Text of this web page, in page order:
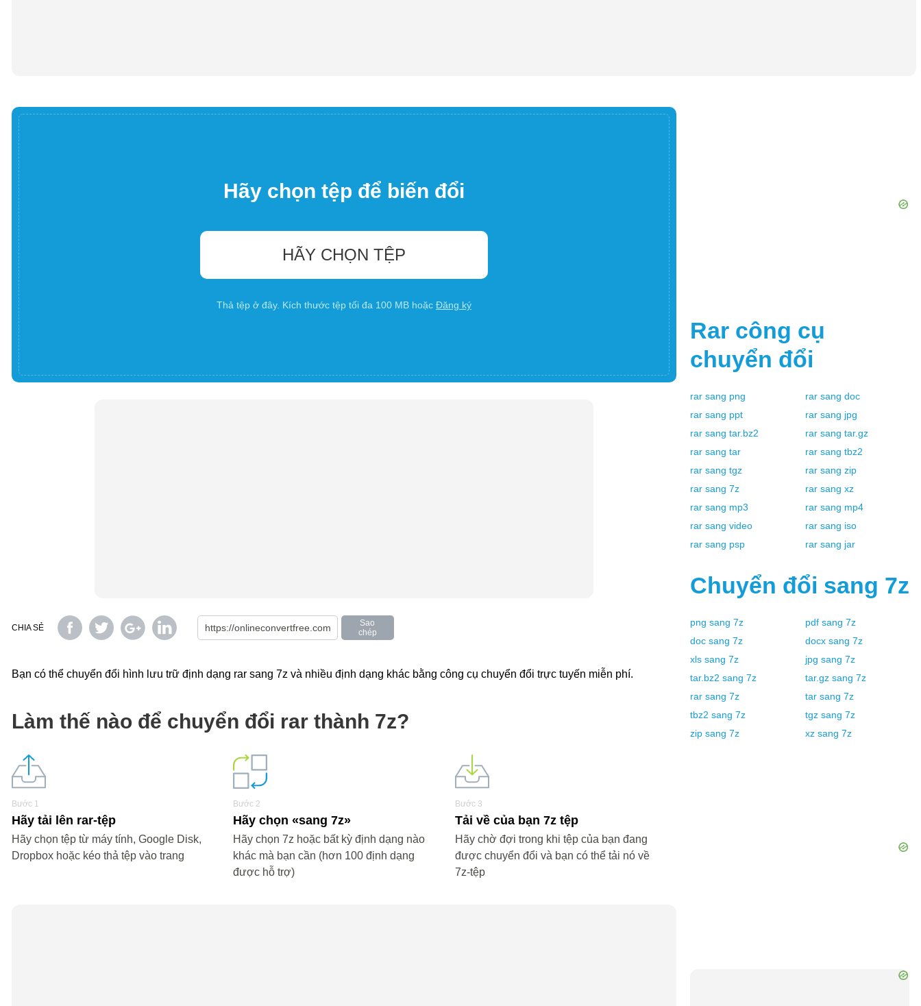
Hãy chọn tệp để biến đổi
HÃY CHỌN TỆP
Thả tệp ở đây. Kích thước tệp tối đa 100 MB hoặc Đăng ký
CHIA SẺ
Sao
chép
Bạn có thể chuyển đổi hình lưu trữ định dạng rar sang 7z và nhiều định dạng khác bằng công cụ chuyển đổi trực tuyến miễn phí.
Làm thế nào để chuyển đổi rar thành 7z?
Bước 1
Hãy tải lên rar-tệp
Hãy chọn tệp từ máy tính, Google Disk,
Dropbox hoặc kéo thả tệp vào trang
Bước 2
Hãy chọn «sang 7z»
Hãy chọn 7z hoặc bất kỳ định dạng nào
khác mà bạn cần (hơn 100 định dạng
được hỗ trợ)
Bước 3
Tải về của bạn 7z tệp
Hãy chờ đợi trong khi tệp của bạn đang
được chuyển đổi và bạn có thể tải nó về
7z-tệp
Rar công cụ
chuyển đổi
rar sang png rar sang doc
rar sang ppt rar sang jpg
rar sang tar.bz2 rar sang tar.gz
rar sang tar rar sang tbz2
rar sang tgz rar sang zip
rar sang 7z rar sang xz
rar sang mp3 rar sang mp4
rar sang video rar sang iso
rar sang psp rar sang jar
Chuyển đổi sang 7z
png sang 7z pdf sang 7z
doc sang 7z docx sang 7z
xls sang 7z jpg sang 7z
tar.bz2 sang 7z tar.gz sang 7z
rar sang 7z tar sang 7z
tbz2 sang 7z tgz sang 7z
zip sang 7z xz sang 7z